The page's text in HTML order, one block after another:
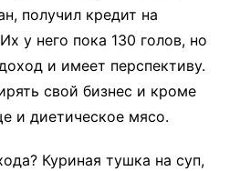
получил кредит на
у него пока 130 голов, но
и имеет перспективу.
свой бизнес и кроме
и диетическое мясо.
Куриная тушка на суп,